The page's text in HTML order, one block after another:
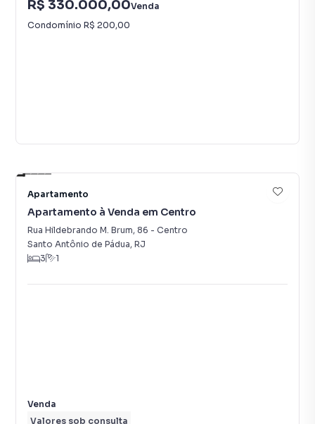
R$ 330.000,00Venda
Condomínio R$ 200,00
Apartamento
Apartamento à Venda em Centro
Rua Hildebrando M. Brum, 86 - Centro
Santo Antônio de Pádua, RJ
3
1
Venda
Valores sob consulta